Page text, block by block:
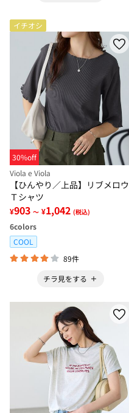
イチオシ
30%off
Viola e Viola
【ひんやり／上品】リブメロウ
Ｔシャツ
¥903 ～ ¥1,042 (税込)
6colors
COOL
89件
チラ見をする